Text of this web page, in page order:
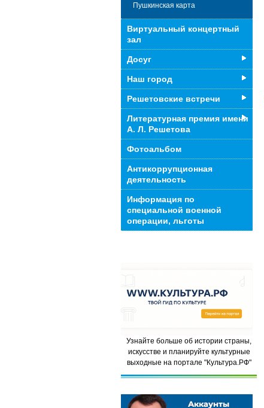
Пушкинская карта
Виртуальный концертный
зал
Досуг
Наш город
Решетовские встречи
Литературная премия имени
А. Л. Решетова
Фотоальбом
Антикоррупционная
деятельность
Информация по
специальной военной
операции, льготы
Узнайте больше об истории страны,
искусстве и планируйте культурные
выходные на портале "Культура.РФ"